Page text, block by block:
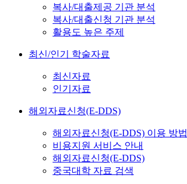
복사/대출제공 기관 분석
복사/대출신청 기관 분석
활용도 높은 주제
최신/인기 학술자료
최신자료
인기자료
해외자료신청(E-DDS)
해외자료신청(E-DDS) 이용 방법
비용지원 서비스 안내
해외자료신청(E-DDS)
중국대학 자료 검색